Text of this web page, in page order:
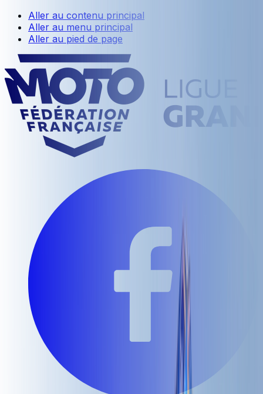
Aller au contenu principal
Aller au menu principal
Aller au pied de page